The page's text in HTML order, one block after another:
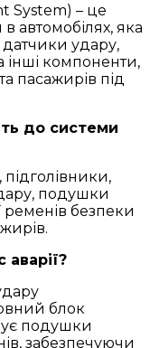
System) – це
автомобілях, яка
удару,
інші компоненти,
пасажирів під
до системи
подушки
ременів безпеки
блок
подушки
забезпечуючи